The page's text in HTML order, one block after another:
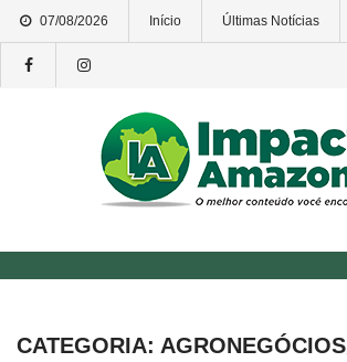
Skip
to
content
07/08/2026 Início Últimas Notícias
CATEGORIA: AGRONEGÓCIOS